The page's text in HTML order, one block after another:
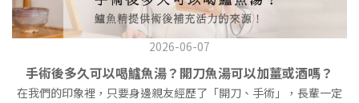
2026-06-07
手術後多久可以喝鱸魚湯？開刀魚湯可以加薑或酒嗎？
在我們的印象裡，只要身邊親友經歷了「開刀、手術」，長輩一定